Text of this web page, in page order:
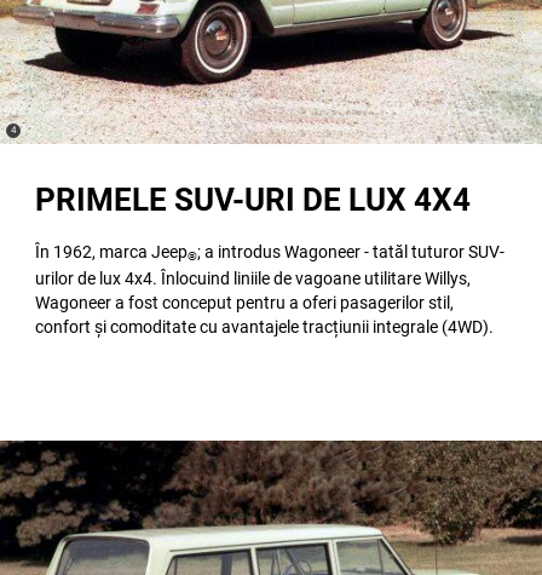
PRIMELE SUV-URI DE LUX 4X4
În 1962, marca Jeep®; a introdus Wagoneer - tatăl tuturor SUV-
urilor de lux 4x4. Înlocuind liniile de vagoane utilitare Willys,
Wagoneer a fost conceput pentru a oferi pasagerilor stil,
confort și comoditate cu avantajele tracțiunii integrale (4WD).
(
Disclosure
4)